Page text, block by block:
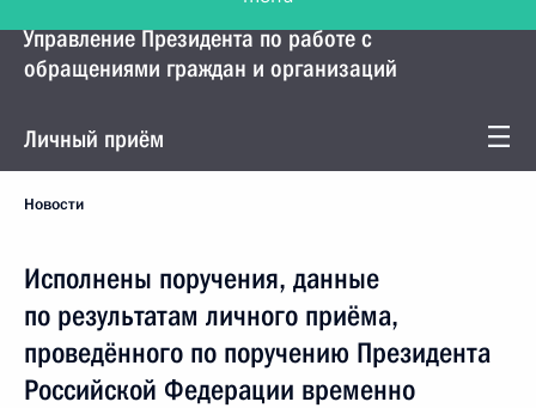
Управление Президента по работе с
обращениями граждан и организаций
Личный приём
Новости
Исполнены поручения, данные
по результатам личного приёма,
проведённого по поручению Президента
Российской Федерации временно